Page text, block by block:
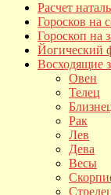
Расчет
Горосков на
Гороскоп на
Йогический
Восходящие
Овен
Телец
Рак
Лев
Дева
Весы